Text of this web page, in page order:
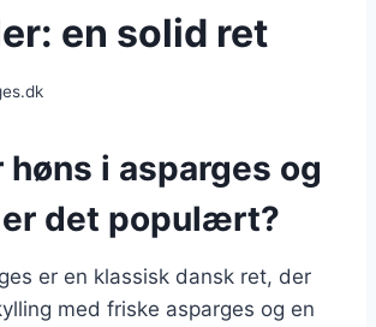
en solid ret
høns i asparges og
det populært?
er en klassisk dansk ret, der
med friske asparges og en